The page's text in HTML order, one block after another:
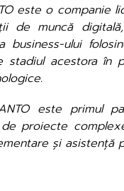
este o
de muncă
business-ului
stadiul acestora în
este primul
proiecte
şi asistență